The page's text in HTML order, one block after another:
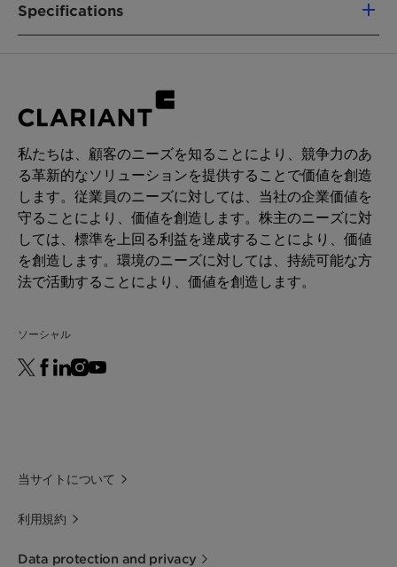
Available in a wide variety of forms and
cell types
Long operating life
Specifications
Size
Metal substrates up
to 1200 mm
diameter
Shape Honeycomb
私たちは、顧客のニーズを知ることにより、競争力のあ
る革新的なソリューションを提供することで価値を創造
します。従業員のニーズに対しては、当社の企業価値を
守ることにより、価値を創造します。株主のニーズに対
しては、標準を上回る利益を達成することにより、価値
を創造します。環境のニーズに対しては、持続可能な方
法で活動することにより、価値を創造します。
ソーシャル
当サイトについて
利用規約
Data protection and privacy